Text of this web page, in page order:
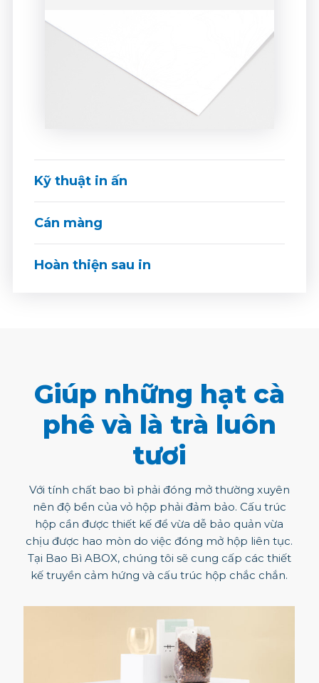
Kỹ thuật in ấn
Cán màng
Hoàn thiện sau in
Giúp những hạt cà
phê và là trà luôn
tươi
Với tính chất bao bì phải đóng mở thường xuyên
nên độ bền của vỏ hộp phải đảm bảo. Cấu trúc
hộp cần được thiết kế để vừa dễ bảo quản vừa
chịu được hao mòn do việc đóng mở hộp liên tục.
Tại Bao Bì ABOX, chúng tôi sẽ cung cấp các thiết
kế truyền cảm hứng và cấu trúc hộp chắc chắn.